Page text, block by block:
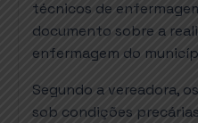
técnicos de
documento sobre a
enfermagem do
Segundo a vereadora,
sob condições